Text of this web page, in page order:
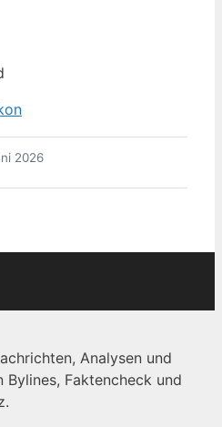
2026
Analysen und
Faktencheck und